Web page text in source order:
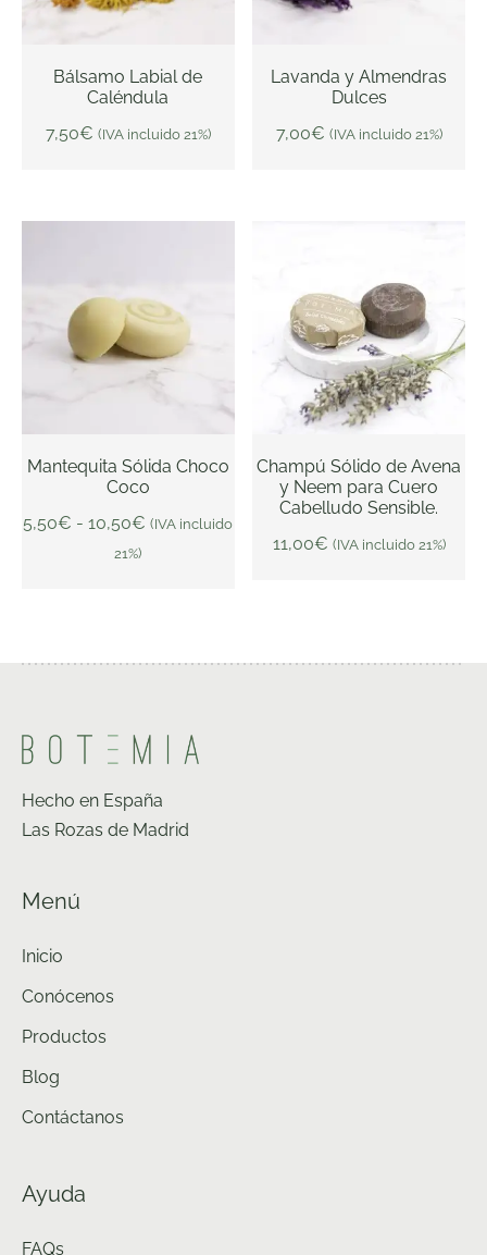
Bálsamo Labial de
Caléndula
7,50€ (IVA incluido 21%)
Lavanda y Almendras
Dulces
7,00€ (IVA incluido 21%)
SELECCIONAR
Este
opciones
pueden
elegir
en
la
de
Mantequita Sólida Choco
Coco
5,50€ - 10,50€
precios:
desde
5,50€
10,50€
(IVA incluido
21%)
AÑADIR AL CARRITO
Champú Sólido de Avena
y Neem para Cuero
Cabelludo Sensible.
11,00€ (IVA incluido 21%)
Hecho en España
Las Rozas de Madrid
Menú
Inicio
Conócenos
Productos
Blog
Contáctanos
Ayuda
FAQs